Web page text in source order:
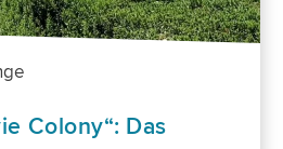
Colony“: Das